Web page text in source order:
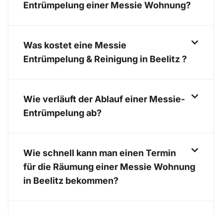
Entrümpelung einer Messie Wohnung?
Was kostet eine Messie
Entrümpelung & Reinigung in Beelitz ?
Wie verläuft der Ablauf einer Messie-
Entrümpelung ab?
Wie schnell kann man einen Termin
für die Räumung einer Messie Wohnung
in Beelitz bekommen?